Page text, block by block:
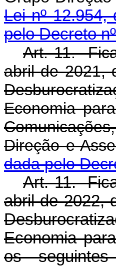
Lei nº
pelo Decreto
Art. 11.
abril de 2021,
Economia
Direção e
dada pelo
Art. 11.
abril de 2022,
Economia
os